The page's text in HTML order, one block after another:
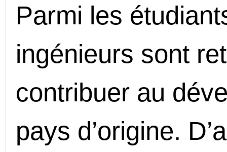
Parmi les
ingénieurs sont
contribuer au
pays d’origine.